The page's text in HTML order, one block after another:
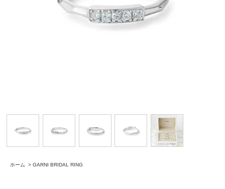
ホーム > GARNI BRIDAL RING